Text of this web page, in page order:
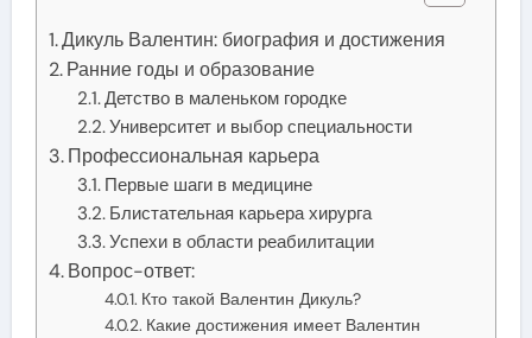
Дикуль Валентин: биография и достижения
Ранние годы и образование
Детство в маленьком городке
Университет и выбор специальности
Профессиональная карьера
Первые шаги в медицине
Блистательная карьера хирурга
Успехи в области реабилитации
Вопрос-ответ:
Кто такой Валентин Дикуль?
Какие достижения имеет Валентин